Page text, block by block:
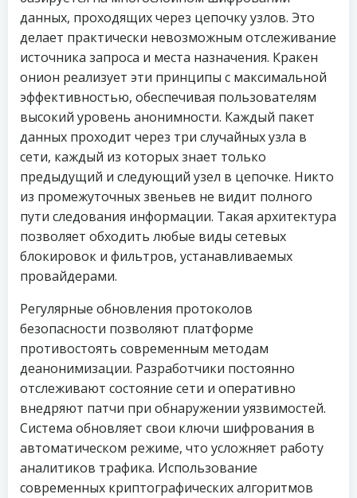
данных, проходящих через цепочку узлов. Это
делает практически невозможным отслеживание
источника запроса и места назначения. Кракен
онион реализует эти принципы с максимальной
эффективностью, обеспечивая пользователям
высокий уровень анонимности. Каждый пакет
данных проходит через три случайных узла в
сети, каждый из которых знает только
предыдущий и следующий узел в цепочке. Никто
из промежуточных звеньев не видит полного
пути следования информации. Такая архитектура
позволяет обходить любые виды сетевых
блокировок и фильтров, устанавливаемых
провайдерами.
Регулярные обновления протоколов
безопасности позволяют платформе
противостоять современным методам
деанонимизации. Разработчики постоянно
отслеживают состояние сети и оперативно
внедряют патчи при обнаружении уязвимостей.
Система обновляет свои ключи шифрования в
автоматическом режиме, что усложняет работу
аналитиков трафика. Использование
современных криптографических алгоритмов